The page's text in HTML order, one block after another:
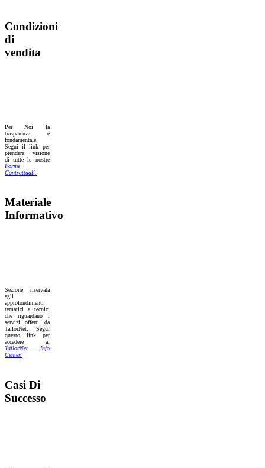
Condizioni
di
vendita
Per Noi la
trasparenza è
fondamentale.
Segui il link per
prendere visione
di tutte le nostre
Forme
Contrattuali.
Materiale
Informativo
Sezione riservata
agli
approfondimenti
tematici e tecnici
che riguardano i
servizi offerti da
TailorNet. Segui
questo link per
accedere al
TailorNet Info
Center.
Casi Di
Successo